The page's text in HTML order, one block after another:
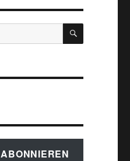
SUCHEN
ABONNIEREN